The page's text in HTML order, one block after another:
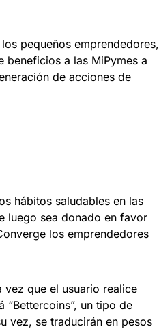
pequeños emprendedores,
beneficios a las MiPymes a
de acciones de
hábitos saludables en las
luego sea donado en favor
los emprendedores
que el usuario realice
un tipo de
vez, se traducirán en pesos